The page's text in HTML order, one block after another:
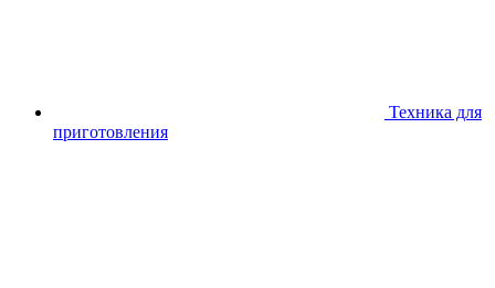
Техника для
приготовления